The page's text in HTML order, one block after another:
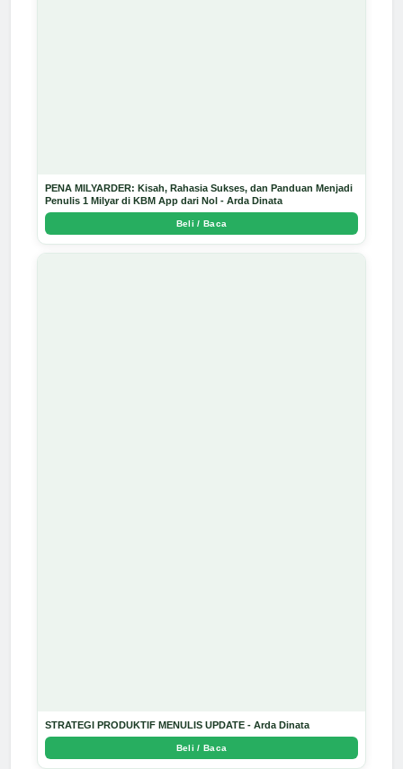
PENA MILYARDER: Kisah, Rahasia Sukses, dan Panduan Menjadi
Penulis 1 Milyar di KBM App dari Nol - Arda Dinata
Beli / Baca
STRATEGI PRODUKTIF MENULIS UPDATE - Arda Dinata
Beli / Baca